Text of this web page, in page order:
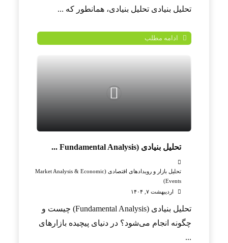
تحلیل بنیادی تحلیل بنیادی، همانطور که ...
ادامه مطلب
تحلیل بنیادی (Fundamental Analysis ...
تحلیل بازار و رویدادهای اقتصادی (Market Analysis & Economic
Events)
اردیبهشت ۷, ۱۴۰۴
تحلیل بنیادی (Fundamental Analysis) چیست و
چگونه انجام می‌شود؟ در دنیای پیچیده بازارهای
...